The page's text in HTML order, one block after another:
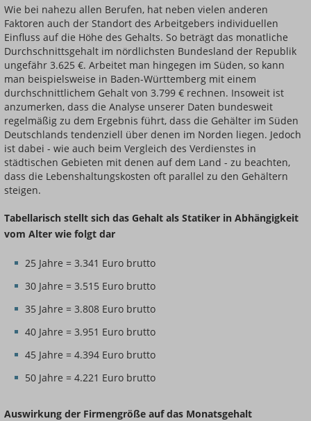
Wie bei nahezu allen Berufen, hat neben vielen anderen
Faktoren auch der Standort des Arbeitgebers individuellen
Einfluss auf die Höhe des Gehalts. So beträgt das monatliche
Durchschnittsgehalt im nördlichsten Bundesland der Republik
ungefähr 3.625 €. Arbeitet man hingegen im Süden, so kann
man beispielsweise in Baden-Württemberg mit einem
durchschnittlichem Gehalt von 3.799 € rechnen. Insoweit ist
anzumerken, dass die Analyse unserer Daten bundesweit
regelmäßig zu dem Ergebnis führt, dass die Gehälter im Süden
Deutschlands tendenziell über denen im Norden liegen. Jedoch
ist dabei - wie auch beim Vergleich des Verdienstes in
städtischen Gebieten mit denen auf dem Land - zu beachten,
dass die Lebenshaltungskosten oft parallel zu den Gehältern
steigen.
Tabellarisch stellt sich das Gehalt als Statiker in Abhängigkeit
vom Alter wie folgt dar
25 Jahre = 3.341 Euro brutto
30 Jahre = 3.515 Euro brutto
35 Jahre = 3.808 Euro brutto
40 Jahre = 3.951 Euro brutto
45 Jahre = 4.394 Euro brutto
50 Jahre = 4.221 Euro brutto
Auswirkung der Firmengröße auf das Monatsgehalt